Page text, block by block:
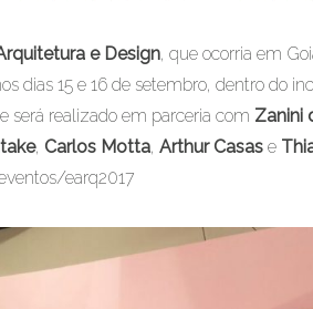
e Design, que ocorria em
dias 15 e 16 de setembro, dentro do
será realizado em parceria com Zanini
, Carlos Motta, Arthur Casas e
earq2017